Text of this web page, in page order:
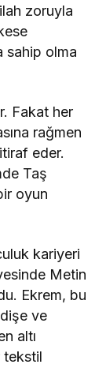
zoruyla
sahip olma
Fakat her
rağmen
eder.
Taş
oyun
kariyeri
Metin
Ekrem, bu
ve
altı
tekstil